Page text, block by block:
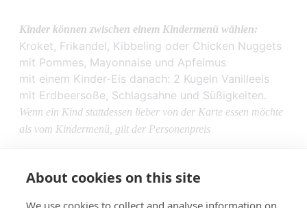
Kinder können zwischen einem Kindermenü wählen:
Kroket, Frikandel, Kibbeling oder Chicken Nuggets
mit Pommes, Mayonnaise und Apfelmus
mit einem Kinder-Eis danach: 2 Kugeln Vanilleeis
mit Erdbeersoße, Schlagsahne und Süßigkeiten.
Wenn ein Kind stattdessen lieber von der Karte essen möchte
als vom Kindermenü, gilt der Personenpreis
About cookies on this site
We use cookies to collect and analyse information on